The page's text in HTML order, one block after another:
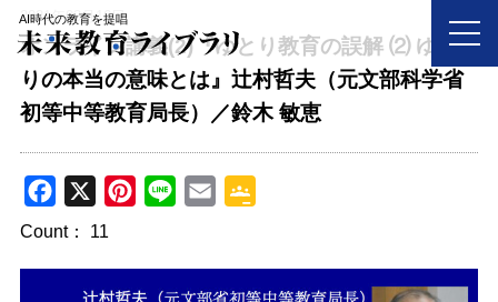
AI時代の教育を提唱
2021年03月16日
オンライン講義(2)『ゆとり教育の誤解 ⑵ ゆと
りの本当の意味とは』辻村哲夫（元文部科学省
初等中等教育局長）／鈴木 敏恵
a
Count： 11